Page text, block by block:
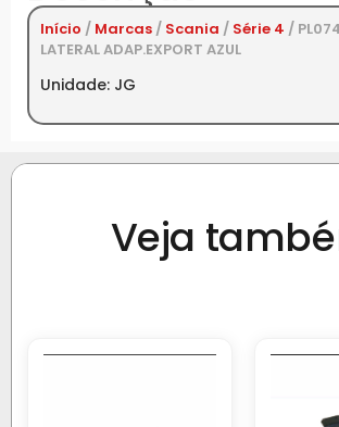
Início / Marcas / Scania / Série 4 /
LATERAL ADAP.EXPORT AZUL
Unidade: JG
Veja